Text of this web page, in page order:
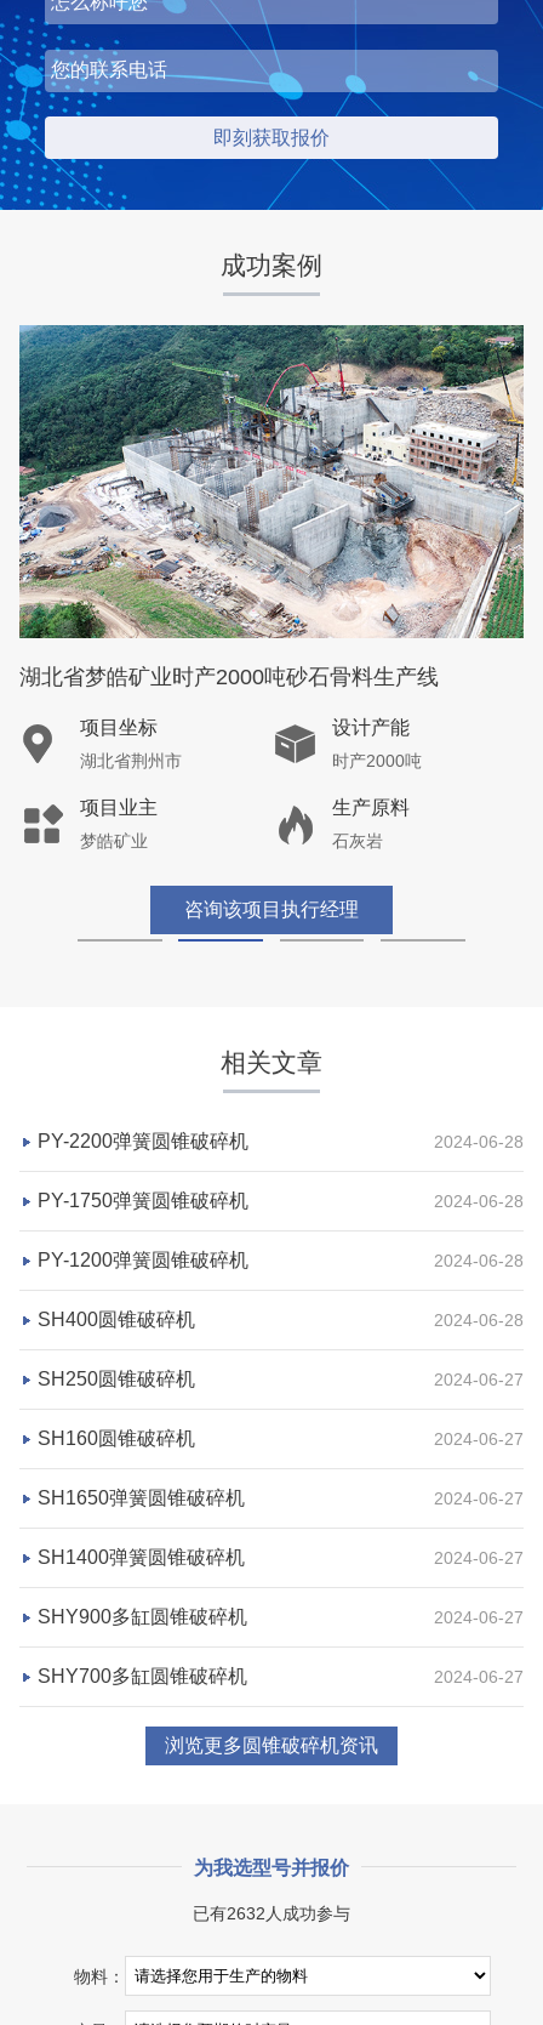
成功案例
湖北省中昇东浩荆门建材时产500-600吨机制砂项目
项目坐标
湖北省荆门市
设计产能
时产500-600吨
项目业主
中昇东浩荆门建材
生产原料
石灰石
咨询该项目执行经理
湖北省梦皓矿业时产2000吨砂石骨料生产线
项目坐标
湖北省荆州市
设计产能
时产2000吨
项目业主
梦皓矿业
生产原料
石灰岩
咨询该项目执行经理
湖北省荆州市鼎盛矿业时产2000吨高钙石破碎生产
线
项目坐标
湖北省荆州市
设计产能
项目业主
咨询该项目执行经理
湖北省宜昌市砂石集并日产一万吨砂石料生产线
项目坐标 设计产能
相关文章
PY-2200弹簧圆锥破碎机 2024-06-28
PY-1750弹簧圆锥破碎机 2024-06-28
PY-1200弹簧圆锥破碎机 2024-06-28
SH400圆锥破碎机 2024-06-28
SH250圆锥破碎机 2024-06-27
SH160圆锥破碎机 2024-06-27
SH1650弹簧圆锥破碎机 2024-06-27
SH1400弹簧圆锥破碎机 2024-06-27
SHY900多缸圆锥破碎机 2024-06-27
SHY700多缸圆锥破碎机 2024-06-27
浏览更多圆锥破碎机资讯
为我选型号并报价
已有2632人成功参与
物料：